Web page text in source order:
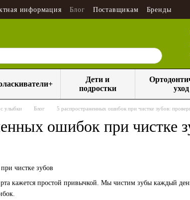
информация Блог Поставщикам Бренды
Дети и
подростки
уход
улыбки Блог 5 распространенных ошибок при чистке зубов:
ошибок при чистке
кажется простой привычкой. Мы чистим зубы каждый